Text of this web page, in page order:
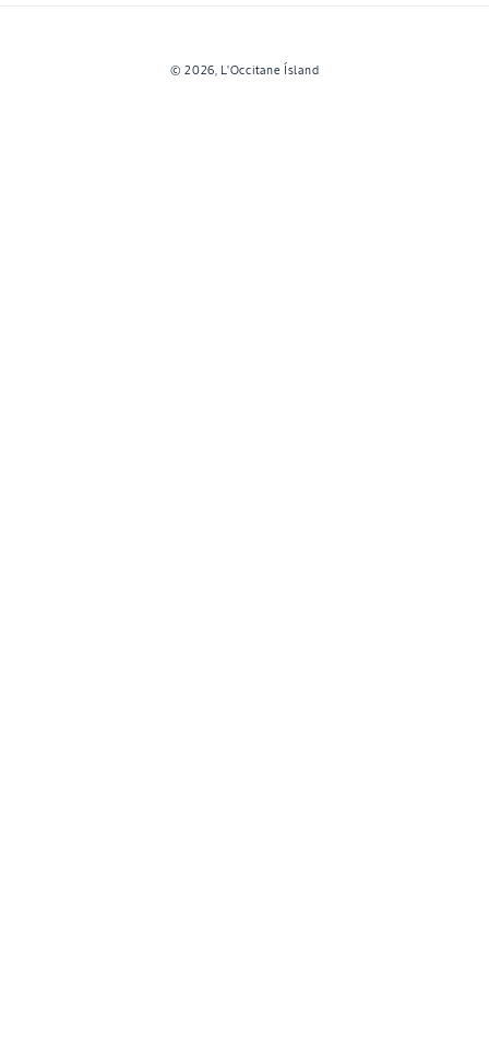
Greiðslumátar
© 2026, L'Occitane Ísland